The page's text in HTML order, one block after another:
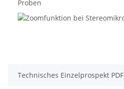
Technisches Einzelprospekt PDF